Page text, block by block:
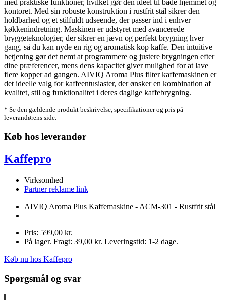
kontoret. Med sin robuste konstruktion i rustfrit stål sikrer den
holdbarhed og et stilfuldt udseende, der passer ind i enhver
køkkenindretning. Maskinen er udstyret med avancerede
bryggeteknologier, der sikrer en jævn og perfekt brygning hver
gang, så du kan nyde en rig og aromatisk kop kaffe. Den intuitive
betjening gør det nemt at programmere og justere brygningen efter
dine præferencer, mens dens kapacitet giver mulighed for at lave
flere kopper ad gangen. AIVIQ Aroma Plus filter kaffemaskinen er
det ideelle valg for kaffeentusiaster, der ønsker en kombination af
kvalitet, stil og funktionalitet i deres daglige kaffebrygning.
* Se den gældende produkt beskrivelse, specifikationer og pris på
leverandørens side.
Køb hos leverandør
Kaffepro
Virksomhed
Partner reklame link
AIVIQ Aroma Plus Kaffemaskine - ACM-301 - Rustfrit stål
Pris: 599,00 kr.
På lager. Fragt: 39,00 kr. Leveringstid: 1-2 dage.
Køb nu hos Kaffepro
Spørgsmål og svar